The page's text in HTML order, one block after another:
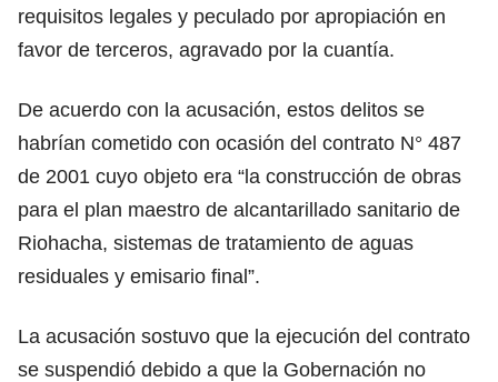
requisitos legales y peculado por apropiación en
favor de terceros, agravado por la cuantía.
De acuerdo con la acusación, estos delitos se
habrían cometido con ocasión del contrato N° 487
de 2001 cuyo objeto era “la construcción de obras
para el plan maestro de alcantarillado sanitario de
Riohacha, sistemas de tratamiento de aguas
residuales y emisario final”.
La acusación sostuvo que la ejecución del contrato
se suspendió debido a que la Gobernación no